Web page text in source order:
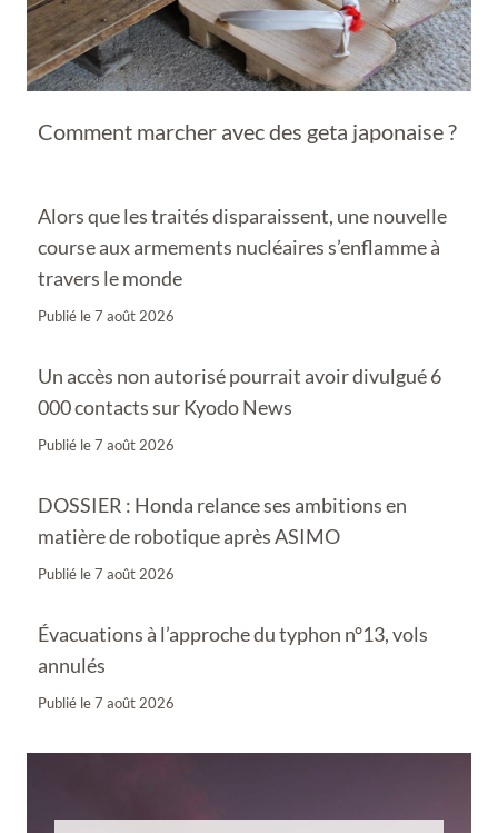
Comment marcher avec des geta japonaise ?
Alors que les traités disparaissent, une nouvelle
course aux armements nucléaires s’enflamme à
travers le monde
Publié le7 août 2026
Un accès non autorisé pourrait avoir divulgué 6
000 contacts sur Kyodo News
Publié le7 août 2026
DOSSIER : Honda relance ses ambitions en
matière de robotique après ASIMO
Publié le7 août 2026
Évacuations à l’approche du typhon n°13, vols
annulés
Publié le7 août 2026